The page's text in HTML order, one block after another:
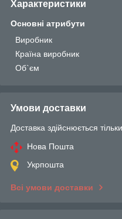
Характеристики
Основні атрибути
Виробник
Країна виробник
Об`єм
Умови доставки
Доставка здійснюється
Нова Пошта
Укрпошта
Всі умови доставки